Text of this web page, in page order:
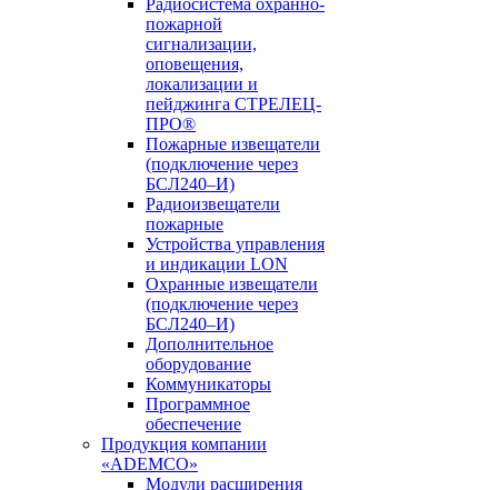
Радиосистема охранно-
пожарной
сигнализации,
оповещения,
локализации и
пейджинга СТРЕЛЕЦ-
ПРО®
Пожарные извещатели
(подключение через
БСЛ240–И)
Радиоизвещатели
пожарные
Устройства управления
и индикации LON
Охранные извещатели
(подключение через
БСЛ240–И)
Дополнительное
оборудование
Коммуникаторы
Программное
обеспечение
Продукция компании
«ADEMCO»
Модули расширения